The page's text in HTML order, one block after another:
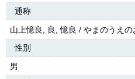
通称
山上憶良, 良, 憶良 / やまのうえ
性別
男